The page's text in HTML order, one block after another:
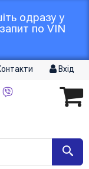
одразу у
по VIN
Вхід